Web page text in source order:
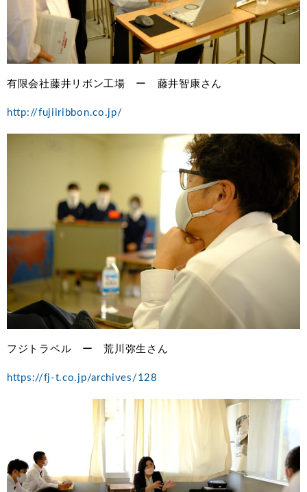
有限会社藤井リボン工場 ー 藤井智康さん
http://fujiiribbon.co.jp/
フジトラベル ー 荒川弥生さん
https://fj-t.co.jp/archives/128